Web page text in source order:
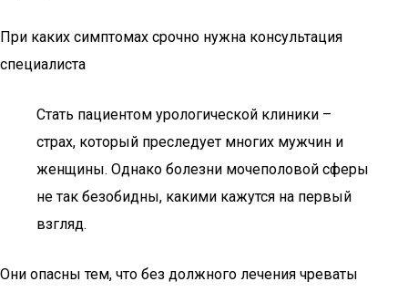
При каких симптомах срочно нужна консультация
специалиста
Стать пациентом урологической клиники –
страх, который преследует многих мужчин и
женщины. Однако болезни мочеполовой сферы
не так безобидны, какими кажутся на первый
взгляд.
Они опасны тем, что без должного лечения чреваты